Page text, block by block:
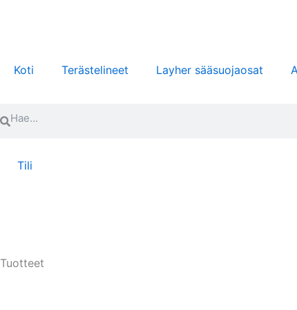
Koti Terästelineet Layher sääsuojaosat
Search
Tili
Tuotteet